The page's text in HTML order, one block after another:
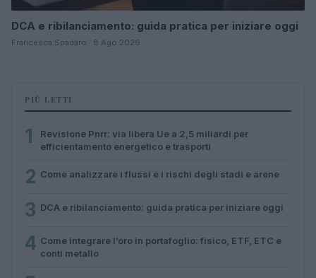
DCA e ribilanciamento: guida pratica per iniziare oggi
Francesca Spadaro · 8 Ago 2026
PIÙ LETTI
1
Revisione Pnrr: via libera Ue a 2,5 miliardi per
efficientamento energetico e trasporti
2 Come analizzare i flussi e i rischi degli stadi e arene
3 DCA e ribilanciamento: guida pratica per iniziare oggi
4 Come integrare l’oro in portafoglio: fisico, ETF, ETC e
conti metallo